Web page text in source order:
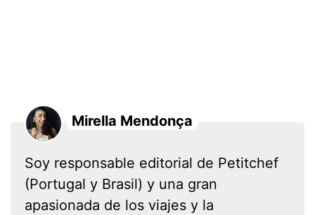
Mirella Mendonça
Soy responsable editorial de Petitchef
(Portugal y Brasil) y una gran
apasionada de los viajes y la